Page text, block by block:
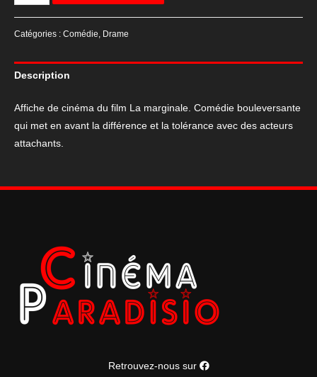
de
cinéma
du
La
marginale
120*160
Catégories : Comédie, Drame
Description
Affiche de cinéma du film La marginale. Comédie bouleversante
qui met en avant la différence et la tolérance avec des acteurs
attachants.
Retrouvez-nous sur